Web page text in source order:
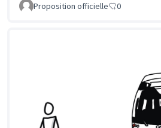
Proposition officielle 0